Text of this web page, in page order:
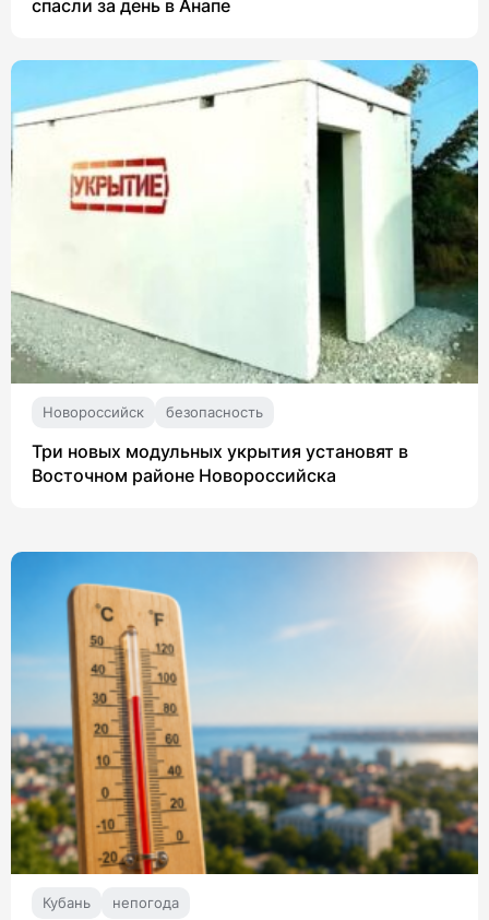
спасли за день в Анапе
Новороссийск безопасность
Три новых модульных укрытия установят в
Восточном районе Новороссийска
Кубань непогода